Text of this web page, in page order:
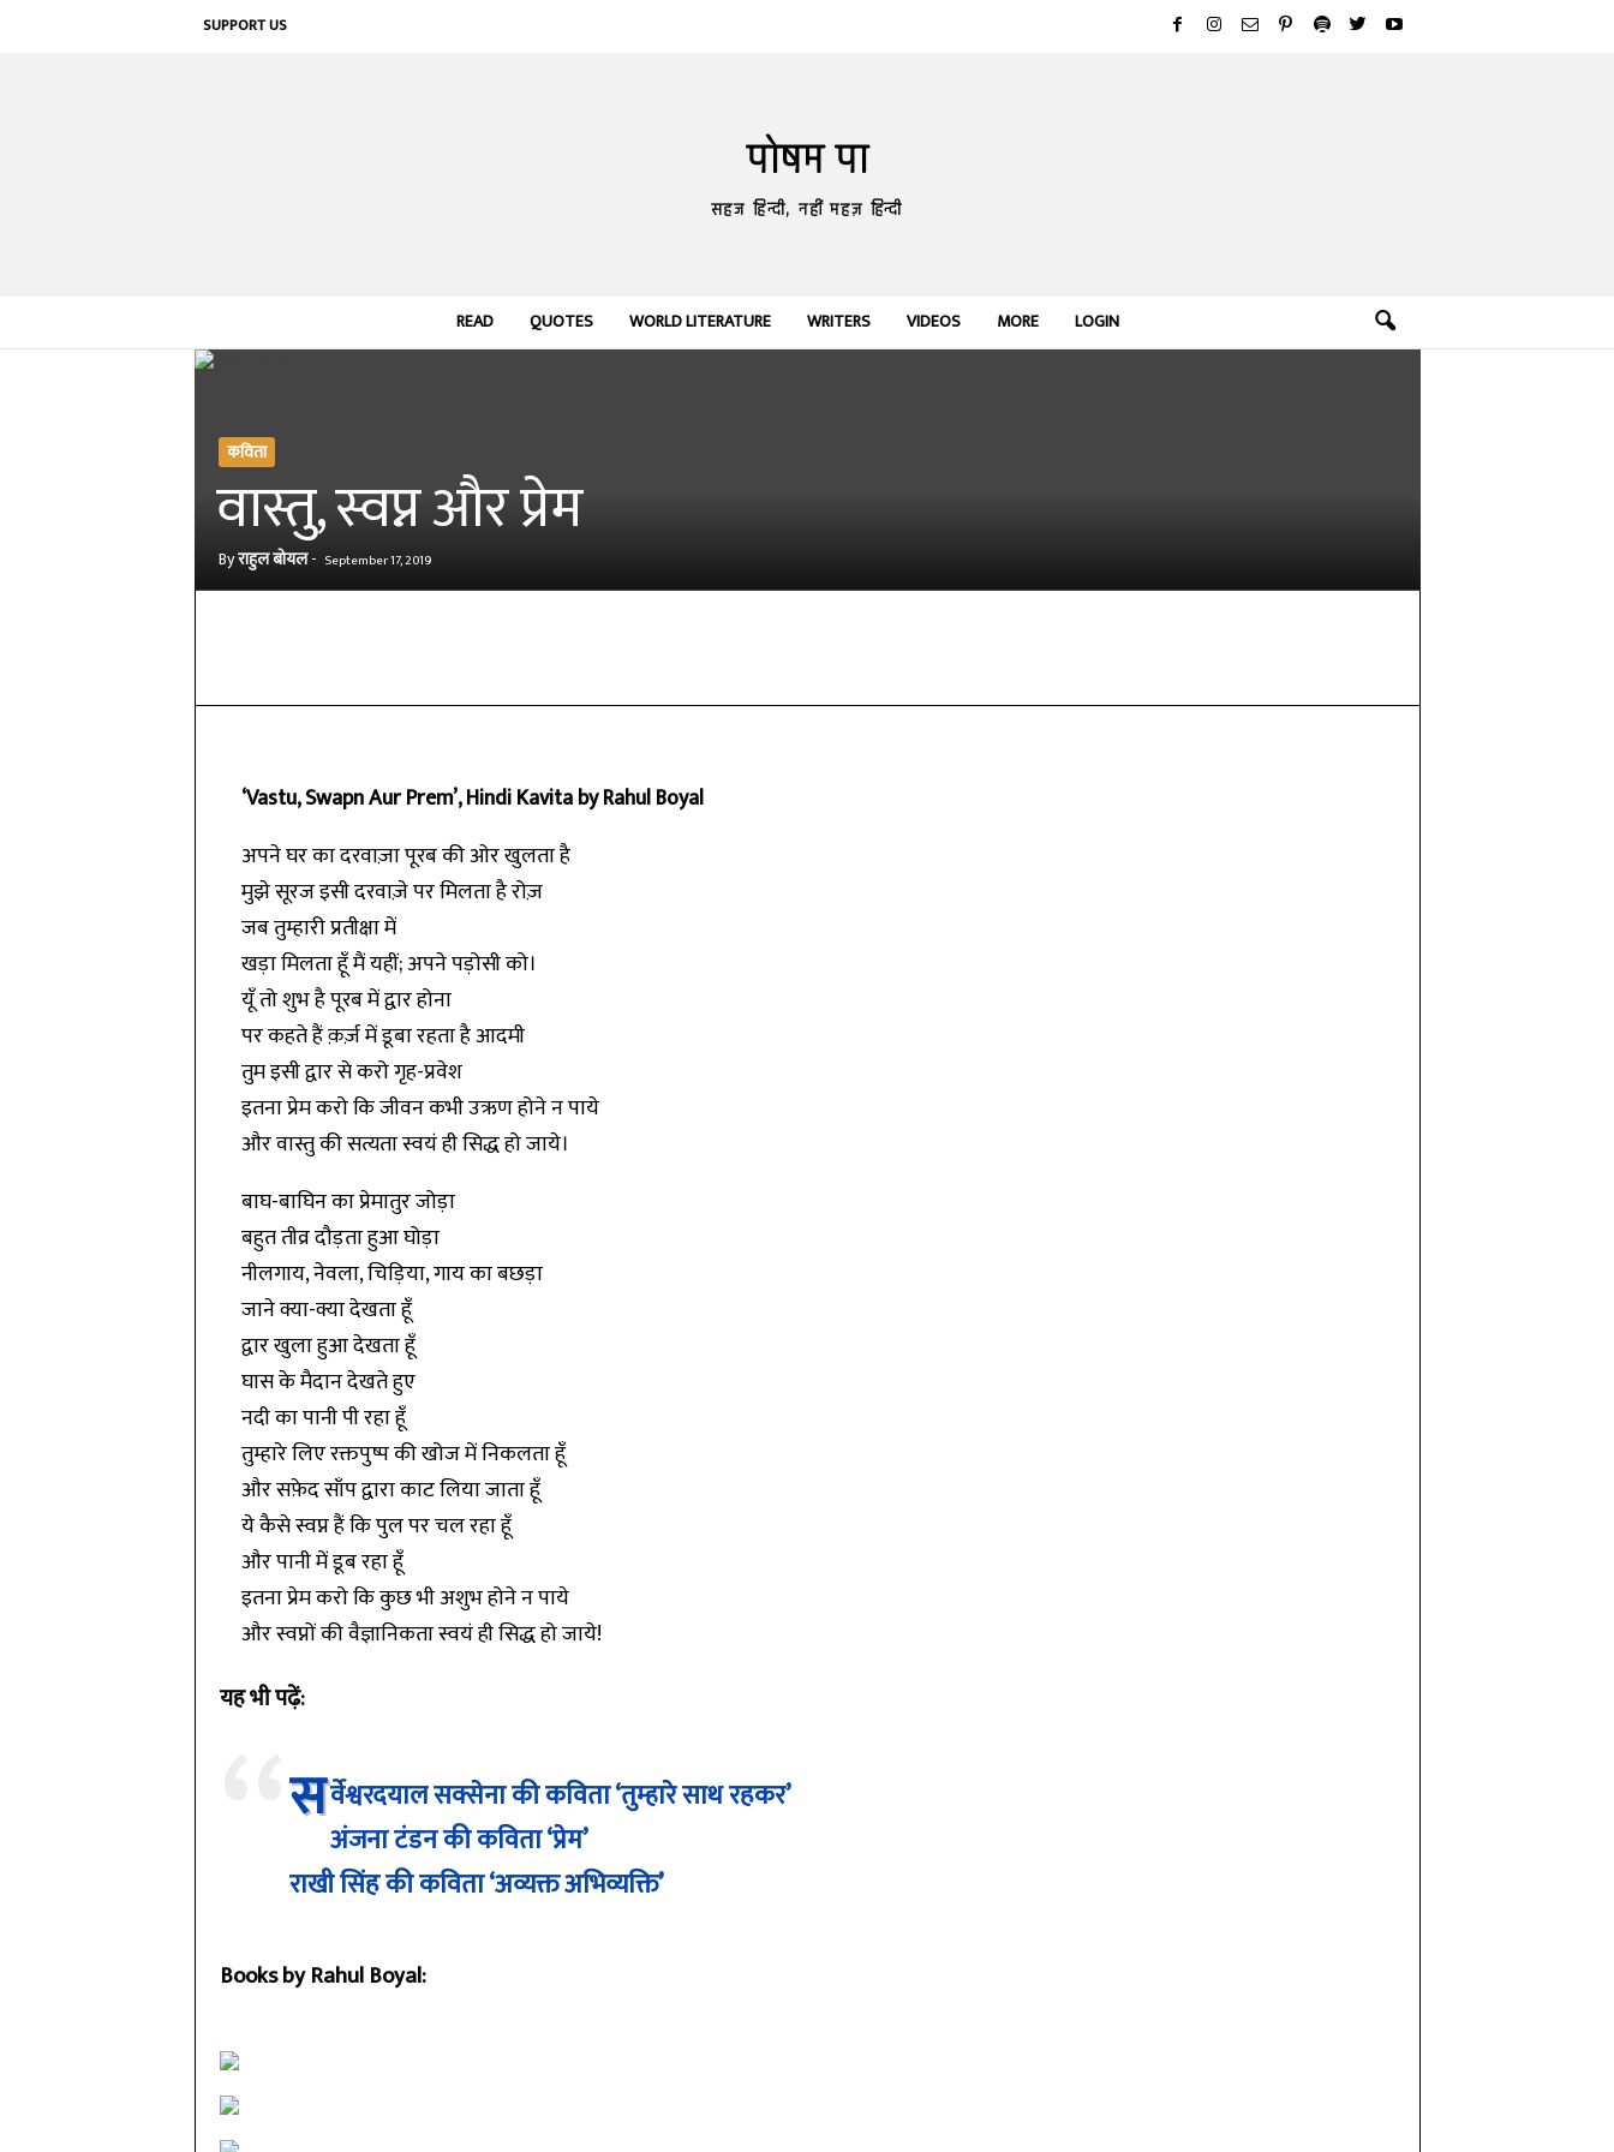
SUPPORT US
पोषम पा
सहज हिन्दी, नहीं महज़ हिन्दी
READ QUOTES WORLD LITERATURE WRITERS VIDEOS MORE LOGIN
कविता
वास्तु, स्वप्न और प्रेम
Byराहुल बोयल- September 17, 2019
‘Vastu, Swapn Aur Prem’, Hindi Kavita by Rahul Boyal
अपने घर का दरवाज़ा पूरब की ओर खुलता है
मुझे सूरज इसी दरवाज़े पर मिलता है रोज़
जब तुम्हारी प्रतीक्षा में
खड़ा मिलता हूँ मैं यहीं; अपने पड़ोसी को।
यूँ तो शुभ है पूरब में द्वार होना
पर कहते हैं क़र्ज़ में डूबा रहता है आदमी
तुम इसी द्वार से करो गृह-प्रवेश
इतना प्रेम करो कि जीवन कभी उऋण होने न पाये
और वास्तु की सत्यता स्वयं ही सिद्ध हो जाये।
बाघ-बाघिन का प्रेमातुर जोड़ा
बहुत तीव्र दौड़ता हुआ घोड़ा
नीलगाय, नेवला, चिड़िया, गाय का बछड़ा
जाने क्या-क्या देखता हूँ
द्वार खुला हुआ देखता हूँ
घास के मैदान देखते हुए
नदी का पानी पी रहा हूँ
तुम्हारे लिए रक्तपुष्प की खोज में निकलता हूँ
और सफ़ेद साँप द्वारा काट लिया जाता हूँ
ये कैसे स्वप्न हैं कि पुल पर चल रहा हूँ
और पानी में डूब रहा हूँ
इतना प्रेम करो कि कुछ भी अशुभ होने न पाये
और स्वप्नों की वैज्ञानिकता स्वयं ही सिद्ध हो जाये!
यह भी पढ़ें:
सर्वेश्वरदयाल सक्सेना की कविता ‘तुम्हारे साथ रहकर’
अंजना टंडन की कविता ‘प्रेम’
राखी सिंह की कविता ‘अव्यक्त अभिव्यक्ति’
Books by Rahul Boyal: